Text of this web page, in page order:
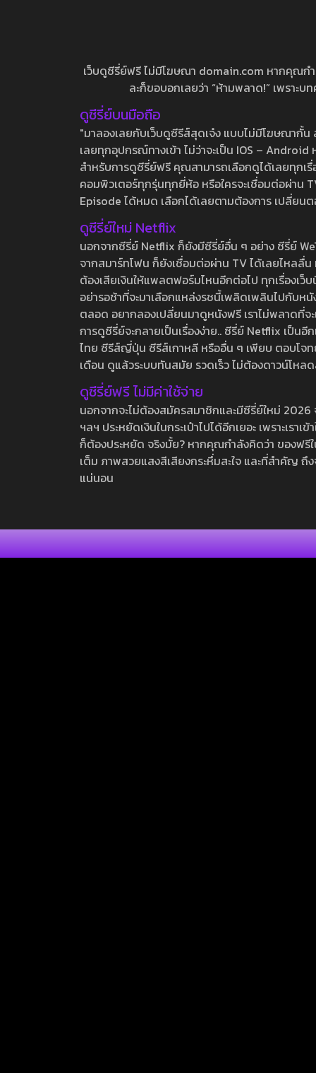
เว็บดูซีรี่ย์ฟรี ไม่มีโฆษณา domain.com หากคุณก
ละก็ขอบอกเลยว่า “ห้ามพลาด!” เพราะ
ดูซีรี่ย์บนมือถือ
"มาลองเลยกับเว็บดูซีรีส์สุดเจ๋ง แบบไม่มีโฆษณากั้
เลยทุกอุปกรณ์ทางเข้า ไม่ว่าจะเป็น IOS –
สำหรับการดูซีรี่ย์ฟรี คุณสามารถเลือกดูได้เลยทุกเ
คอมพิวเตอร์ทุกรุ่นทุกยี่ห้อ หรือใครจะเชื่อมต่อผ่าน
Episode ได้หมด เลือกได้เลยตามต้องการ เปลี่ยน
ดูซีรี่ย์ใหม่ Netflix
นอกจากซีรี่ย์ Netflix ก็ยังมีซีรี่ย์อื่น ๆ อย่าง ซีรี่ย์
จากสมาร์ทโฟน ก็ยังเชื่อมต่อผ่าน TV ได้เลยไหลลื่
ต้องเสียเงินให้แพลตฟอร์มไหนอีกต่อไป ทุกเรื่องเว็
อย่ารอช้าที่จะมาเลือกแหล่งรชนี้เพลิดเพลินไปกับห
ตลอด อยากลองเปลี่ยนมาดูหนังฟรี เราไม่พลาดที่
การดูซีรี่ย์จะกลายเป็นเรื่องง่าย.. ซีรี่ย์ Netflix เป็น
ไทย ซีรีส์ญี่ปุ่น ซีรีส์เกาหลี หรืออื่น ๆ เพียบ ตอบโจท
เดือน ดูแล้วระบบทันสมัย รวดเร็ว ไม่ต้องดาวน์โห
ดูซีรี่ย์ฟรี ไม่มีค่าใช้จ่าย
นอกจากจะไม่ต้องสมัครสมาชิกและมีซีรี่ย์ใหม่
ฯลฯ ประหยัดเงินในกระเป๋าไปได้อีกเยอะ เพราะเร
ก็ต้องประหยัด จริงมั้ย? หากคุณกำลังคิดว่า ของฟ
เต็ม ภาพสวยแสงสีเสียงกระหึ่มสะใจ และที่สำคัญ
แน่นอน